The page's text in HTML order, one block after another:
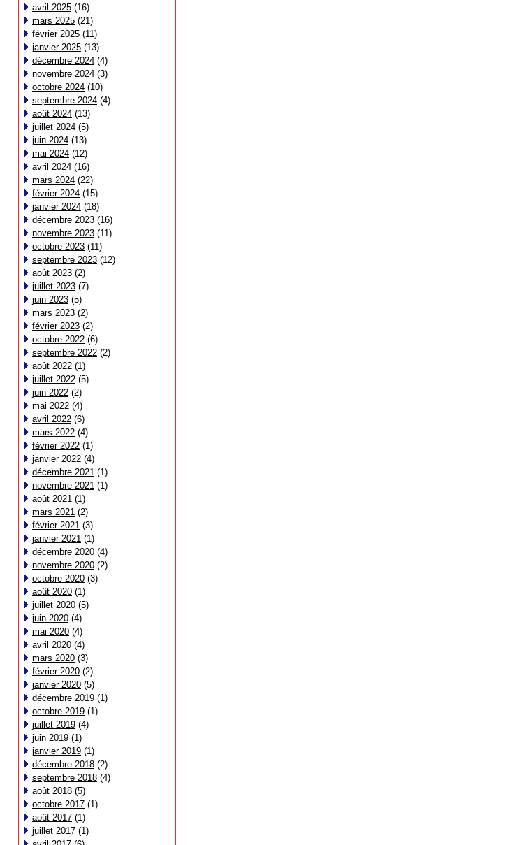
avril 2025 (16)
mars 2025 (21)
février 2025 (11)
janvier 2025 (13)
décembre 2024 (4)
novembre 2024 (3)
octobre 2024 (10)
septembre 2024 (4)
août 2024 (13)
juillet 2024 (5)
juin 2024 (13)
mai 2024 (12)
avril 2024 (16)
mars 2024 (22)
février 2024 (15)
janvier 2024 (18)
décembre 2023 (16)
novembre 2023 (11)
octobre 2023 (11)
septembre 2023 (12)
août 2023 (2)
juillet 2023 (7)
juin 2023 (5)
mars 2023 (2)
février 2023 (2)
octobre 2022 (6)
septembre 2022 (2)
août 2022 (1)
juillet 2022 (5)
juin 2022 (2)
mai 2022 (4)
avril 2022 (6)
mars 2022 (4)
février 2022 (1)
janvier 2022 (4)
décembre 2021 (1)
novembre 2021 (1)
août 2021 (1)
mars 2021 (2)
février 2021 (3)
janvier 2021 (1)
décembre 2020 (4)
novembre 2020 (2)
octobre 2020 (3)
août 2020 (1)
juillet 2020 (5)
juin 2020 (4)
mai 2020 (4)
avril 2020 (4)
mars 2020 (3)
février 2020 (2)
janvier 2020 (5)
décembre 2019 (1)
octobre 2019 (1)
juillet 2019 (4)
juin 2019 (1)
janvier 2019 (1)
décembre 2018 (2)
septembre 2018 (4)
août 2018 (5)
octobre 2017 (1)
août 2017 (1)
juillet 2017 (1)